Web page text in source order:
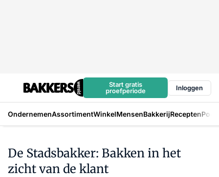
Start gratis
proefperiode
Inloggen
OndernemenAssortimentWinkelMensenBakkerijRecepten
De Stadsbakker: Bakken in het
zicht van de klant